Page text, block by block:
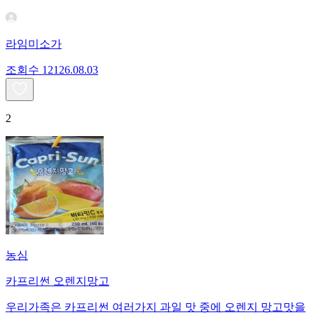
라임미소가
조회수 121 26.08.03
2
농심
카프리썬 오렌지망고
우리가족은 카프리썬 여러가지 과일 맛 중에 오렌지 망고맛을